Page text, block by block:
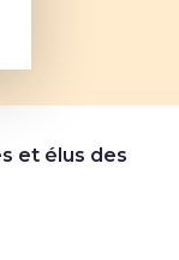
et élus des